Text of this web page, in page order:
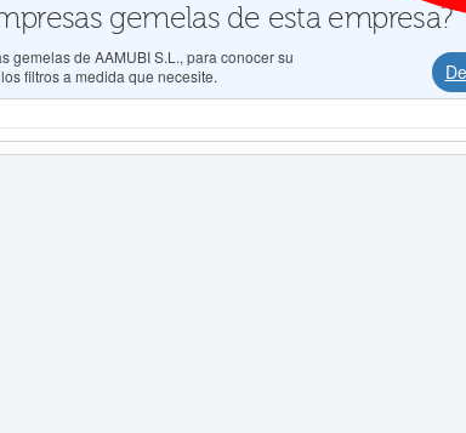
gemelas de esta empresa?
gemelas de AAMUBI S.L., para conocer su
filtros a medida que necesite.